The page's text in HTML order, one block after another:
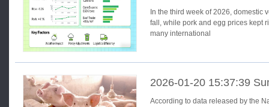
In the third week of 2026, domestic
fall, while pork and egg prices kept
many international
2026-01-20 15:37:39
According to data released by the